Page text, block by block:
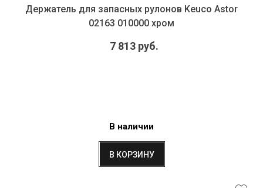
Держатель для запасных рулонов Keuco Astor
02163 010000 хром
7 813 руб.
В наличии
В КОРЗИНУ